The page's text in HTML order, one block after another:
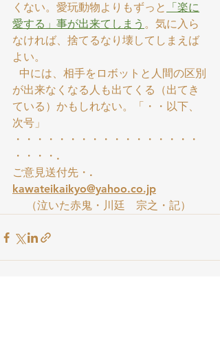
くない。愛玩動物よりもずっと
「楽に
愛する」事が出来てしまう 。気に入ら
なければ、捨てるなり壊してしまえば
よい。
が出来なくなる人も出てくる（出てき
ている）かもしれない。「・・以下、
次号」
・・・・・・・・・・・・・・・・・
・・・・.
ご意見送付先・.
kawateikaikyo@yahoo.co.jp
（泣いた赤鬼・川廷　宗之・記）